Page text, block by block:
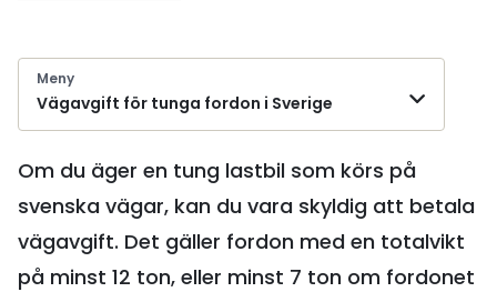
Meny
Vägavgift för tunga fordon i Sverige
Om du äger en tung lastbil som körs på
svenska vägar, kan du vara skyldig att betala
vägavgift. Det gäller fordon med en totalvikt
på minst 12 ton, eller minst 7 ton om fordonet